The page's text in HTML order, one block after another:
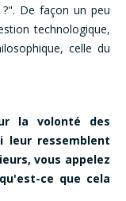
De façon un peu
technologique,
celle du
la volonté des
leur ressemblent
vous appelez
ce que cela